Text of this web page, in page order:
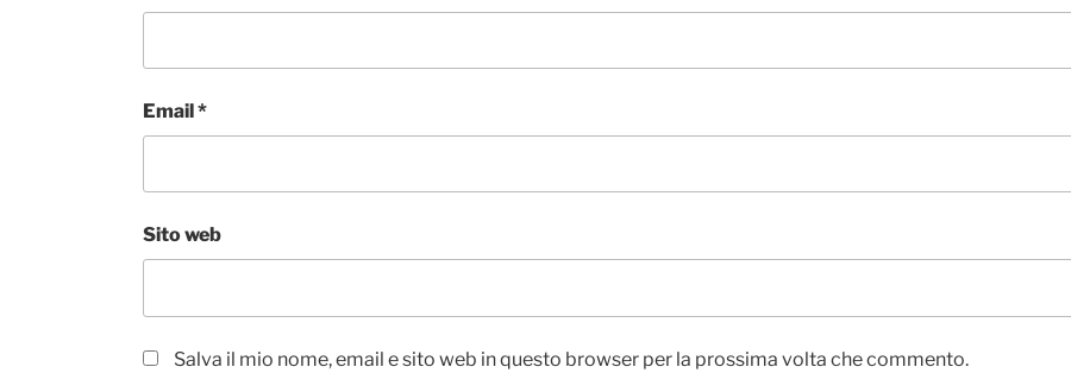
Email*
Sito web
Salva il mio nome, email e sito web in questo browser per la prossima volta che commento.